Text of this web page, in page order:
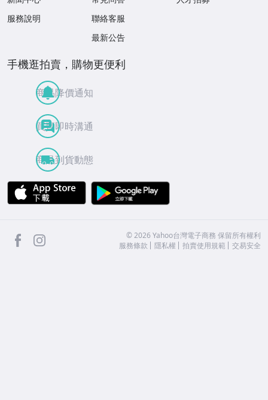
服務說明
聯絡客服
最新公告
手機逛拍賣，購物更便利
商品降價通知
買賣即時溝通
商品到貨動態
APP Store
facebook ©2026 Yahoo台灣電子商務 保留所有權利
服務條款
隱私權 拍賣使用規範 交易安全